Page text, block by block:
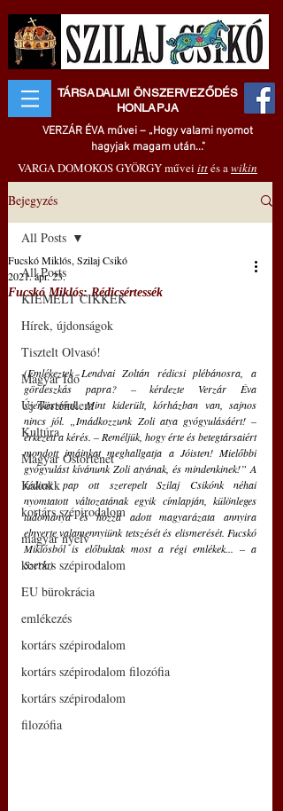
TÁRSADALMI ÖNSZERVEZŐDÉS
HONLAPJA
VERZÁR ÉVA művei – „Hogy valami nyomot
hagyjak magam után..."
VARGA DOMOKOS GYÖRGY művei ittés awikin
Bejegyzés
All Posts
KIEMELT CIKKEK
Hírek, újdonságok
Tisztelt Olvasó!
Magyar Idő
Új Történelem
Kultúra
Magyar Őstörténet
Kakukk
kortárs szépirodalom
magyar nyelv
kortárs szépirodalom
EU bürokrácia
emlékezés
kortárs szépirodalom
kortárs szépirodalom filozófia
kortárs szépirodalom
filozófia
All Posts
Fucskó Miklós: Rédicsértessék
Fucskó Miklós, Szilaj Csikó
2021. ápr. 23.
(Emlékeztek Lendvai Zoltán rédicsi plébánosra, a
gördeszkás papra? – kérdezte Verzár Éva
szerkesztőnk. Mint kiderült, kórházban van, sajnos
nincs jól. „Imádkozzunk Zoli atya gyógyulásáért! –
érkezett a kérés. – Reméljük, hogy érte és betegtársaiért
mondott imáinkat meghallgatja a Jóisten! Mielőbbi
gyógyulást kívánunk Zoli atyának, és mindenkinek!” A
rédicsi pap ott szerepelt Szilaj Csikónk néhai
nyomtatott változatának egyik címlapján, különleges
tudománya és hozzá adott magyarázata annyira
elnyerte valamennyiünk tetszését és elismerését. Fucskó
Miklósból is előbuktak most a régi emlékek... – a
Szerk.)